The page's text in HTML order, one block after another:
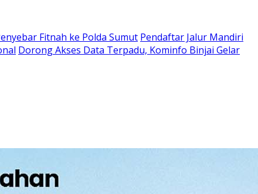
Fitnah ke Polda Sumut Pendaftar Jalur Mandiri
Dorong Akses Data Terpadu, Kominfo Binjai Gelar